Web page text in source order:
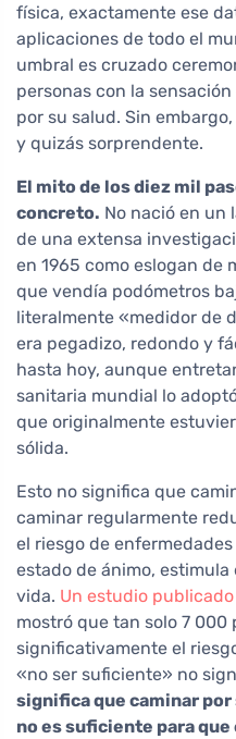
física, exactamente ese
aplicaciones de todo el
umbral es cruzado
personas con la
por su salud. Sin
y quizás sorprendente.
El mito de los diez mil
concreto. No nació en un
de una extensa
en 1965 como eslogan de
que vendía podómetros
literalmente «medidor de
era pegadizo, redondo y
hasta hoy, aunque
sanitaria mundial lo
que originalmente
sólida.
Esto no significa que
caminar regularmente
el riesgo de
estado de ánimo,
vida. Un estudio
mostró que tan solo 7 000
significativamente el
«no ser suficiente» no
significa que caminar por
no es suficiente para